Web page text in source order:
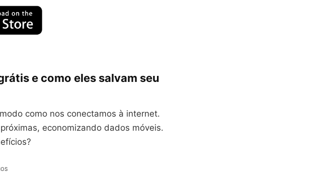
e como eles salvam seu
como nos conectamos à internet.
economizando dados móveis.